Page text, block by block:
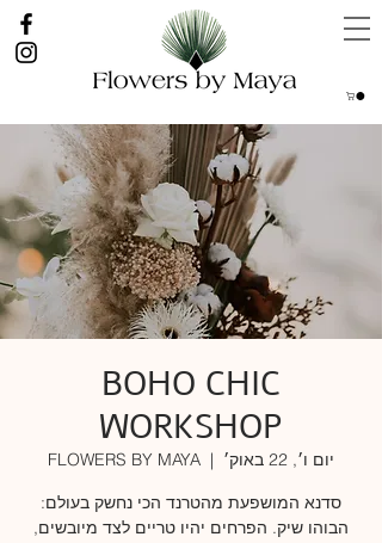
BOHO CHIC
WORKSHOP
יום ו׳, 22 באוק׳
  |
FLOWERS BY MAYA
סדנא המושפעת מהטרנד הכי נחשק בעולם:
הבוהו שיק. הפרחים יהיו טריים לצד מיובשים,